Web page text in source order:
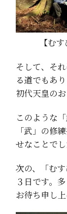
【む
そして、そ
る道でもあり
初代天皇の
このような
「武」の修
せなことでし
次の、「む
３日です。
お待ち申し上